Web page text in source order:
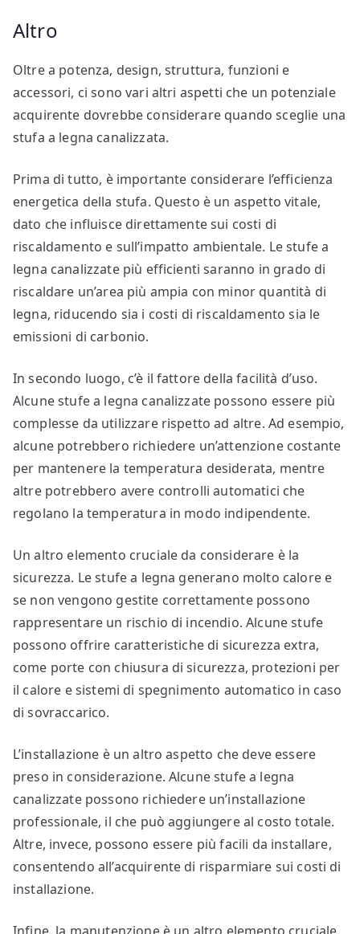
Altro
Oltre a potenza, design, struttura, funzioni e
accessori, ci sono vari altri aspetti che un potenziale
acquirente dovrebbe considerare quando sceglie una
stufa a legna canalizzata.
Prima di tutto, è importante considerare l’efficienza
energetica della stufa. Questo è un aspetto vitale,
dato che influisce direttamente sui costi di
riscaldamento e sull’impatto ambientale. Le stufe a
legna canalizzate più efficienti saranno in grado di
riscaldare un’area più ampia con minor quantità di
legna, riducendo sia i costi di riscaldamento sia le
emissioni di carbonio.
In secondo luogo, c’è il fattore della facilità d’uso.
Alcune stufe a legna canalizzate possono essere più
complesse da utilizzare rispetto ad altre. Ad esempio,
alcune potrebbero richiedere un’attenzione costante
per mantenere la temperatura desiderata, mentre
altre potrebbero avere controlli automatici che
regolano la temperatura in modo indipendente.
Un altro elemento cruciale da considerare è la
sicurezza. Le stufe a legna generano molto calore e
se non vengono gestite correttamente possono
rappresentare un rischio di incendio. Alcune stufe
possono offrire caratteristiche di sicurezza extra,
come porte con chiusura di sicurezza, protezioni per
il calore e sistemi di spegnimento automatico in caso
di sovraccarico.
L’installazione è un altro aspetto che deve essere
preso in considerazione. Alcune stufe a legna
canalizzate possono richiedere un’installazione
professionale, il che può aggiungere al costo totale.
Altre, invece, possono essere più facili da installare,
consentendo all’acquirente di risparmiare sui costi di
installazione.